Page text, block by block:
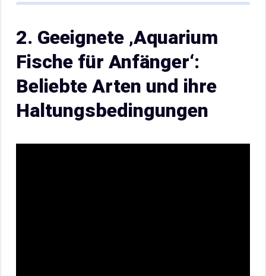
2. Geeignete ‚Aquarium
Fische für Anfänger‘:
Beliebte Arten und ihre
Haltungsbedingungen